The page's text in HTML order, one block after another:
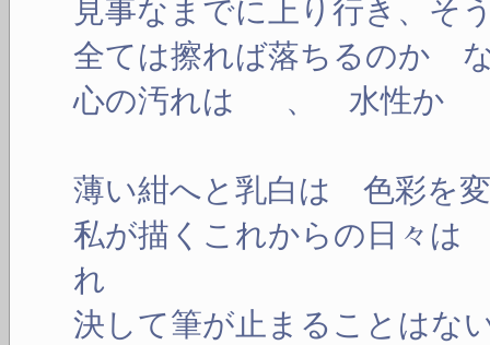
見事なまでに上り行き、そ
全ては擦れば落ちるのか
心の汚れは 、 水性か
薄い紺へと乳白は 色彩を
私が描くこれからの日々は
れ
決して筆が止まることはな